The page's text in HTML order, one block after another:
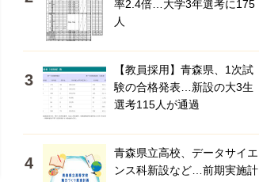
率2.4倍…大学3年選考に175
人
【教員採用】青森県、1次試
験の合格発表…新設の大3生
選考115人が通過
青森県立高校、データサイエ
ンス科新設など…前期実施計